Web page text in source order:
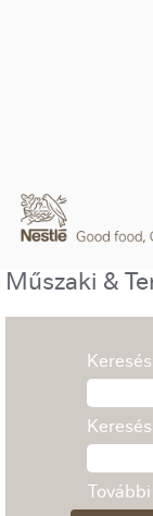
Műszaki &